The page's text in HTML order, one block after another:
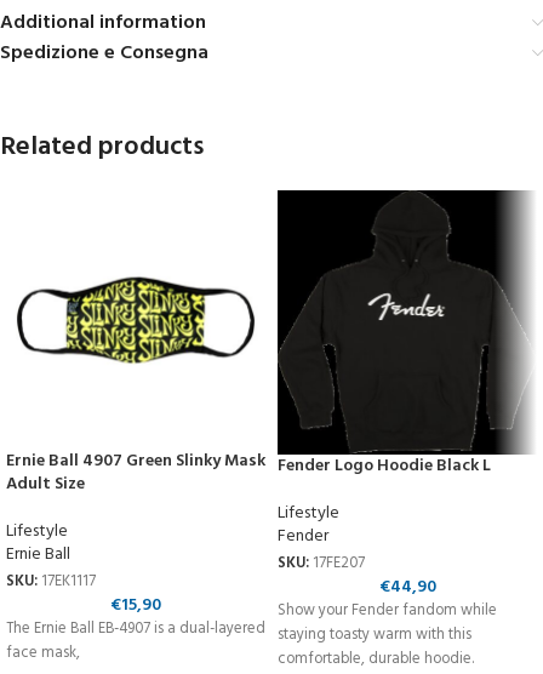
Additional information
Spedizione e Consegna
Related products
Ernie Ball 4907 Green Slinky Mask
Adult Size
Lifestyle
Ernie Ball
SKU: 17EK1117
€15,90
The Ernie Ball EB-4907 is a dual-layered
face mask,
Fender Logo Hoodie Black L
Lifestyle
Fender
SKU: 17FE207
€44,90
Show your Fender fandom while
staying toasty warm with this
comfortable, durable hoodie.